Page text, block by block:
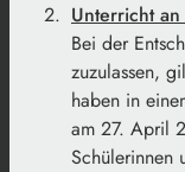
Unterricht
Bei der
zuzulassen,
haben in
am 27. April
Schülerinnen